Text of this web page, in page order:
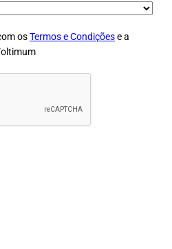
osTermos e Condiçõese a